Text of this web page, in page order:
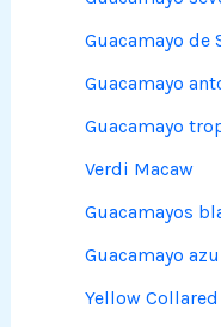
Guacamayo de
Guacamayo
Guacamayo
Verdi Macaw
Guacamayos
Guacamayo
Yellow